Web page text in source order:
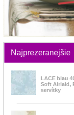
Najprezeranejšie
LACE blau
Soft Airlaid,
servítky